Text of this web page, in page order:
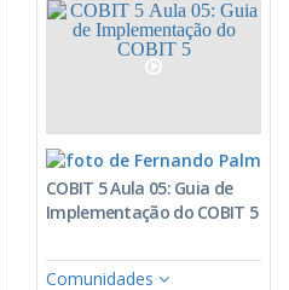
Fernando Palma
COBIT 5 Aula 05: Guia de
Implementação do COBIT 5
Comunidades